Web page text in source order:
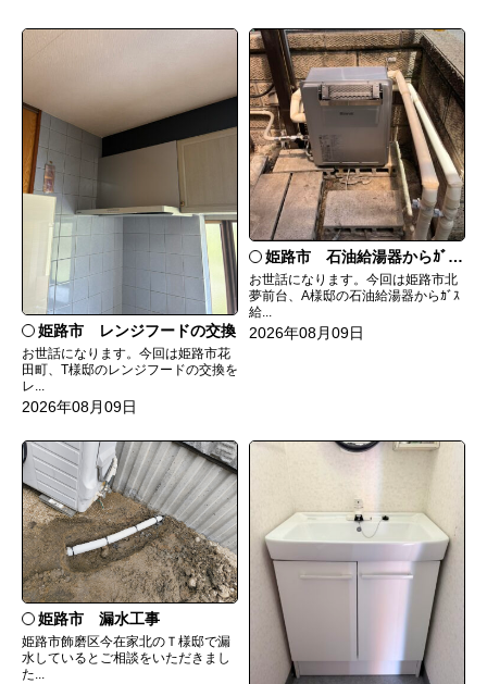
姫路市 レンジフードの交換
お世話になります。今回は姫路市花
田町、T様邸のレンジフードの交換を
レ...
2026年08月09日
姫路市 石油給湯器からｶﾞｽ給湯器へ取替
お世話になります。今回は姫路市北
夢前台、A様邸の石油給湯器からｶﾞｽ
給...
2026年08月09日
姫路市 漏水工事
姫路市飾磨区今在家北のＴ様邸で漏
水しているとご相談をいただきまし
た...